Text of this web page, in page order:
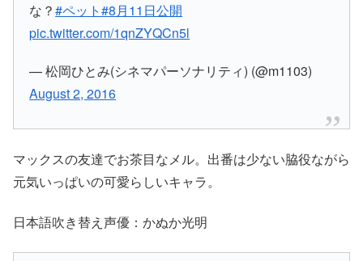
な？#ペット#8月11日公開
pic.twitter.com/1qnZYQCn5l
— 松岡ひとみ(シネマパーソナリティ) (@m1103)
August 2, 2016
マックスの友達でお茶目なメル。出番は少ない脇役ながら
元気いっぱいの可愛らしいキャラ。
日本語吹き替え声優：かぬか光明